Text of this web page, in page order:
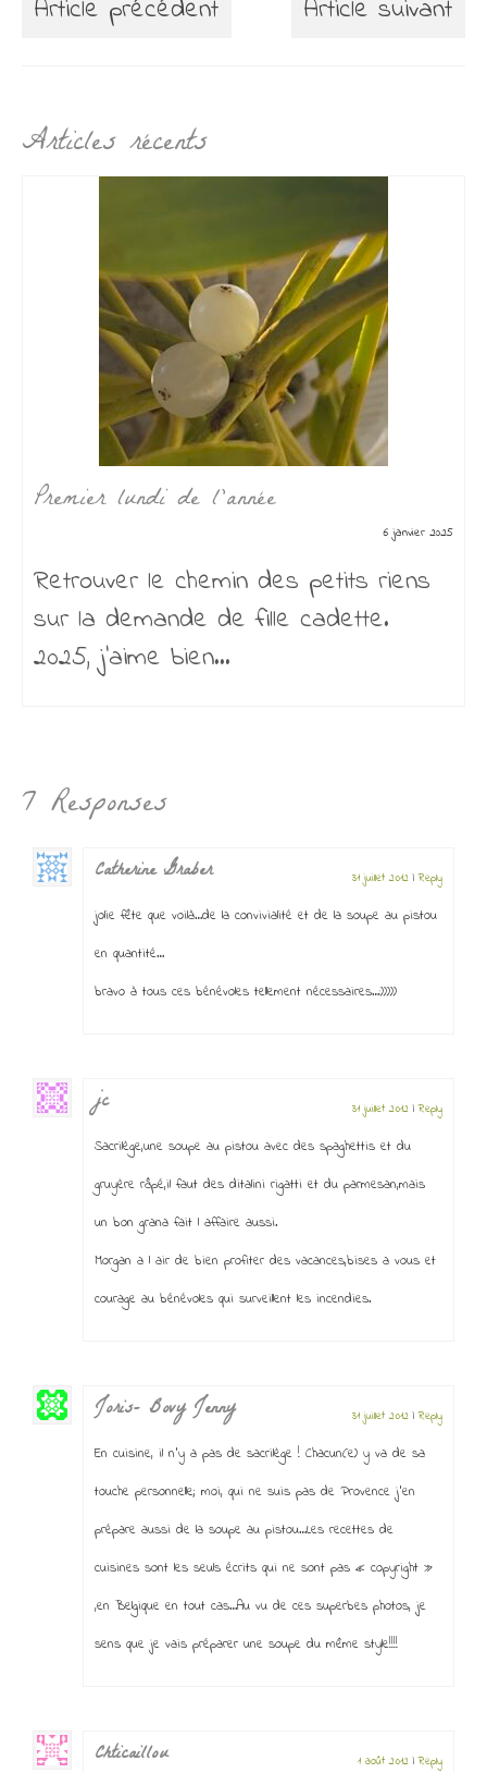
Article précédent Article suivant
Articles récents
27 mars 2024 – Un instant au jardin
27 mars 2024
Bonjour mon monde, cette nuit, il est
tombée des trombes d’eau, ce matin
en me...
7 Responses
Catherine Graber 31 juillet 2012 |Reply
jolie fête que voilà…de la convivialité et de la soupe au pistou
en quantité…
bravo à tous ces bénévoles tellement nécessaires…:)))))
jc 31 juillet 2012 |Reply
Sacrilège,une soupe au pistou avec des spaghettis et du
gruyère râpé,il faut des ditalini rigatti et du parmesan,mais
un bon grana fait l affaire aussi.
Morgan a l air de bien profiter des vacances,bises a vous et
courage au bénévoles qui surveillent les incendies.
Joris- Bovy Jenny 31 juillet 2012 |Reply
En cuisine, il n’y a pas de sacrilège ! Chacun(e) y va de sa
touche personnelle; moi, qui ne suis pas de Provence j’en
prépare aussi de la soupe au pistou…Les recettes de
cuisines sont les seuls écrits qui ne sont pas « copyright »
,en Belgique en tout cas…Au vu de ces superbes photos, je
sens que je vais préparer une soupe du même style!!!!
Chticaillou 1 août 2012 |Reply